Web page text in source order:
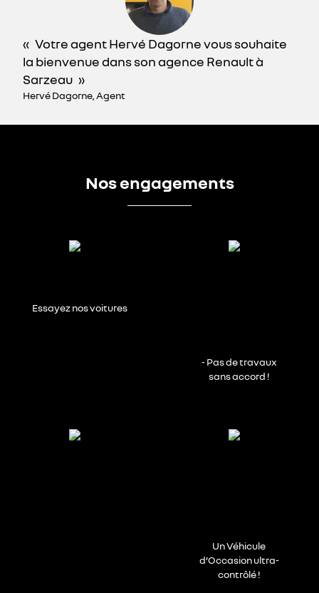
Votre agent Hervé Dagorne vous souhaite
la bienvenue dans son agence Renault à
Sarzeau
Hervé Dagorne, Agent
Nos engagements
Essayez nos voitures
- Pas de travaux
sans accord !
Un Véhicule
d’Occasion ultra-
contrôlé !